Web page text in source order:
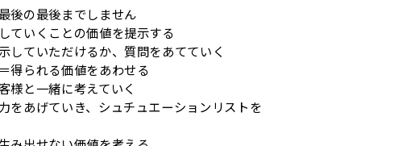
後の最後までしません
いくことの価値を提示する
ていただけるか、質問をあてていく
られる価値をあわせる
と一緒に考えていく
あげていき、シュチュエーションリストを